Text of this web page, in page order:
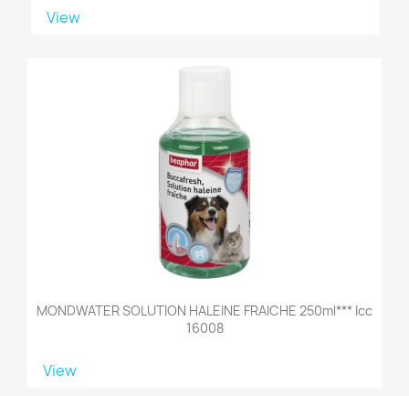
View
MONDWATER SOLUTION HALEINE FRAICHE 250ml*** Icc
16008
View